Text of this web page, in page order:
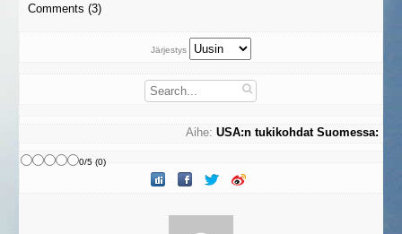
Comments (3)
Järjestys
Aihe: USA:n tukikohdat Suomessa:
0/5(0)